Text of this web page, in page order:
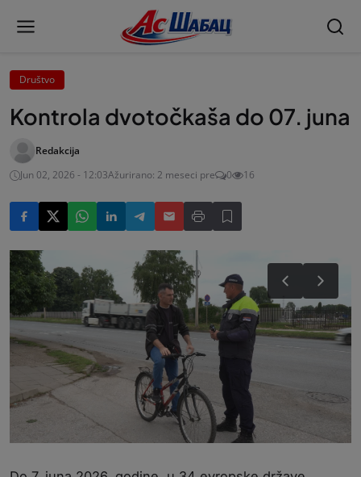
Društvo
Kontrola dvotočkaša do 07. juna
Redakcija
Jun 02, 2026 - 12:03Ažurirano: 2 meseci pre 0 16